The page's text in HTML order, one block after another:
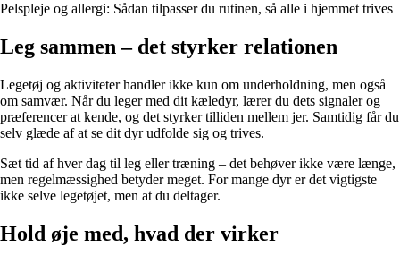
Pelspleje og allergi: Sådan tilpasser du rutinen, så alle i hjemmet trives
Leg sammen – det styrker relationen
Legetøj og aktiviteter handler ikke kun om underholdning, men også
om samvær. Når du leger med dit kæledyr, lærer du dets signaler og
præferencer at kende, og det styrker tilliden mellem jer. Samtidig får du
selv glæde af at se dit dyr udfolde sig og trives.
Sæt tid af hver dag til leg eller træning – det behøver ikke være længe,
men regelmæssighed betyder meget. For mange dyr er det vigtigste
ikke selve legetøjet, men at du deltager.
Hold øje med, hvad der virker